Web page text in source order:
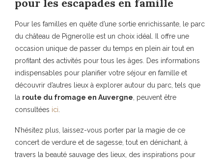
pour les escapades en famille
Pour les familles en quête d’une sortie enrichissante, le parc
du château de Pignerolle est un choix idéal. Il offre une
occasion unique de passer du temps en plein air tout en
profitant des activités pour tous les âges. Des informations
indispensables pour planifier votre séjour en famille et
découvrir d’autres lieux à explorer autour du parc, tels que
la route du fromage en Auvergne , peuvent être
consultées ici
N’hésitez plus, laissez-vous porter par la magie de ce
concert de verdure et de sagesse, tout en dénichant, à
travers la beauté sauvage des lieux, des inspirations pour